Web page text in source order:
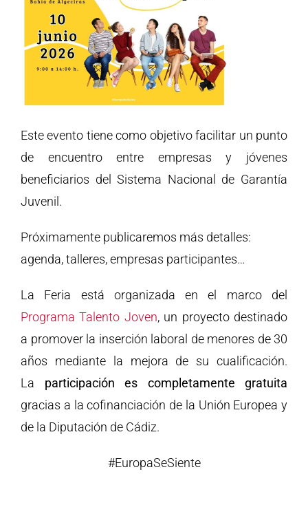
Este evento tiene como objetivo facilitar un punto
de encuentro entre empresas y jóvenes
beneficiarios del Sistema Nacional de Garantía
Juvenil.
Próximamente publicaremos más detalles:
agenda, talleres, empresas participantes…
La Feria está organizada en el marco del
Programa Talento Joven, un proyecto destinado
a promover la inserción laboral de menores de 30
años mediante la mejora de su cualificación.
La participación es completamente gratuita
gracias a la cofinanciación de la Unión Europea y
de la Diputación de Cádiz.
#EuropaSeSiente